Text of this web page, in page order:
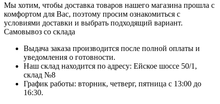
Мы хотим, чтобы доставка товаров нашего магазина прошла с
комфортом для Вас, поэтому просим ознакомиться с
условиями доставки и выбрать подходящий вариант.
Самовывоз со склада
Выдача заказа производится после полной оплаты и
уведомления о готовности.
Наш склад находится по адресу: Ейское шоссе 50/1,
склад №8
График работы: вторник, четверг, пятница с 13:00 до
16:30.